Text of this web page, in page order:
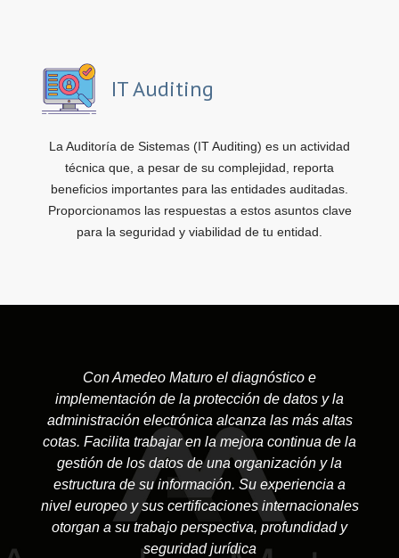
IT Auditing
La Auditoría de Sistemas (IT Auditing) es un actividad
técnica que, a pesar de su complejidad, reporta
beneficios importantes para las entidades auditadas.
Proporcionamos las respuestas a estos asuntos clave
para la seguridad y viabilidad de tu entidad.
Con Amedeo Maturo el diagnóstico e
implementación de la protección de datos y la
administración electrónica alcanza las más altas
cotas. Facilita trabajar en la mejora continua de la
gestión de los datos de una organización y la
estructura de su información. Su experiencia a
nivel europeo y sus certificaciones internacionales
otorgan a su trabajo perspectiva, profundidad y
seguridad jurídica